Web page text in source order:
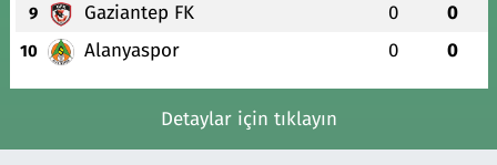
9 Gaziantep FK 0 0
10 Alanyaspor 0 0
Detaylar için tıklayın